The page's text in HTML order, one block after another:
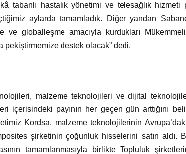
tabanlı hastalık yönetimi ve telesağlık hizmeti
aylarda tamamladık. Diğer yandan
ve globalleşme amacıyla kurdukları
pekiştirmemize destek olacak” dedi.
malzeme teknolojileri ve dijital
içerisindeki payının her geçen gün arttığını
Kordsa, malzeme teknolojilerinin
şirketinin çoğunluk hisselerini satın aldı.
tamamlanmasıyla birlikte Topluluk